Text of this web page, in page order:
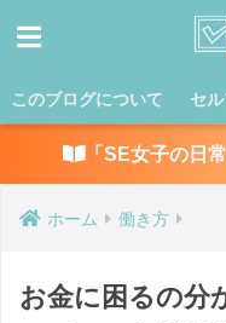
このブログについて セ
「SE女子の日
ホーム 働き方
お金に困るの分